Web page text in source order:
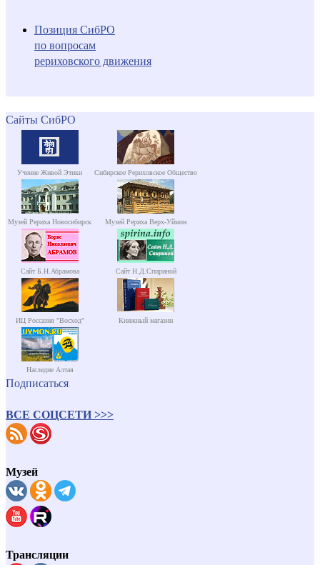
Позиция СибРО
по вопросам
рериховского движения
Сайты СибРО
Учение Живой Этики Сибирское Рериховское Общество
Музей Рериха Новосибирск Музей Рериха Верх-Уймон
Сайт Б.Н.Абрамова Сайт Н.Д.Спириной
ИЦ Россазия "Восход" Книжный магазин
Наследие Алтая
Подписаться
ВСЕ СОЦСЕТИ >>>
Музей
Трансляции